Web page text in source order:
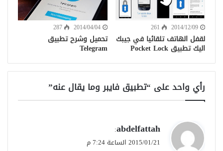
2014/12/09
261
لقفل الهاتف تلقائيا في جيبك
اليك تطبيق Pocket Lock
2014/04/04
287
تحميل وشرح تطبيق
Telegram
رأي واحد على “تطبيق فايبر وما يقال عنه”
ي
ق
abdelfattah
:
2015/01/21 الساعة 7:24 م